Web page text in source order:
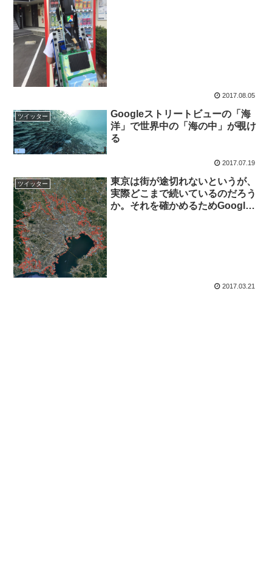
2017.08.05
ツイッター
Googleストリートビューの「海
洋」で世界中の「海の中」が覗け
る
2017.07.19
ツイッター
東京は街が途切れないというが、
実際どこまで続いているのだろう
か。それを確かめるためGoogle
2017.03.21